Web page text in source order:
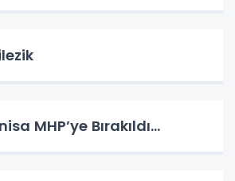
MHP’ye Bırakıldı…